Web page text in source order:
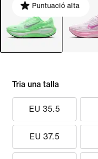
Puntuació alta
Tria una talla
EU 35.5
EU 37.5